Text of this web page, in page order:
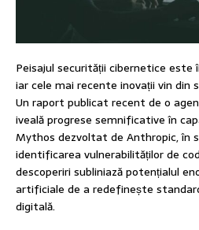
Peisajul securității cibernetice
iar cele mai recente inovații vin
Un raport publicat recent de o
iveală progrese semnificative în
Mythos dezvoltat de Anthropic, în
identificarea vulnerabilităților de
descoperiri subliniază potențialul
artificiale de a redefinește
digitală.